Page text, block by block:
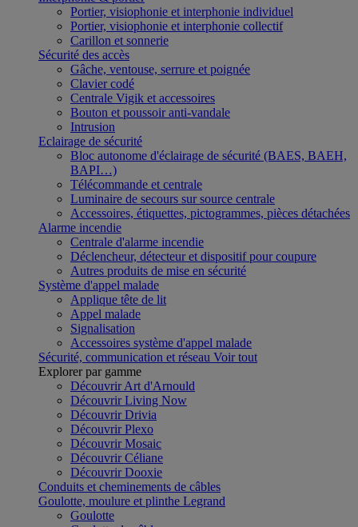
Portier, visiophonie et interphonie individuel
Portier, visiophonie et interphonie collectif
Carillon et sonnerie
Sécurité des accès
Gâche, ventouse, serrure et poignée
Clavier codé
Centrale Vigik et accessoires
Bouton et poussoir anti-vandale
Intrusion
Eclairage de sécurité
Bloc autonome d'éclairage de sécurité (BAES, BAEH,
BAPI…)
Télécommande et centrale
Luminaire de secours sur source centrale
Accessoires, étiquettes, pictogrammes, pièces détachées
Alarme incendie
Centrale d'alarme incendie
Déclencheur, détecteur et dispositif pour coupure
Autres produits de mise en sécurité
Système d'appel malade
Applique tête de lit
Appel malade
Signalisation
Accessoires système d'appel malade
Sécurité, communication et réseau Voir tout
Explorer par gamme
Découvrir Art d'Arnould
Découvrir Living Now
Découvrir Drivia
Découvrir Plexo
Découvrir Mosaic
Découvrir Céliane
Découvrir Dooxie
Conduits et cheminements de câbles
Goulotte, moulure et plinthe Legrand
Goulotte